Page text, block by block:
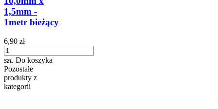
1,5mm -
1metr bieżący
6,90 zł
szt. Do koszyka
Pozostałe
produkty z
kategorii